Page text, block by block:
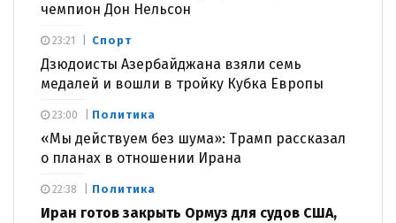
чемпион Дон Нельсон
Спорт
Дзюдоисты Азербайджана взяли семь
медалей и вошли в тройку Кубка Европы
23:21
Политика
«Мы действуем без шума»: Трамп рассказал
о планах в отношении Ирана
23:00
Политика
Иран готов закрыть Ормуз для судов США,
22:38